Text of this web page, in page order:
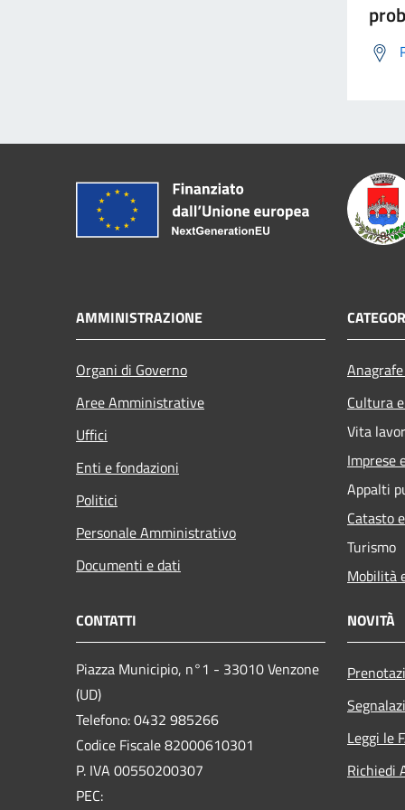
AMMINISTRAZIONE
Organi di Governo
Aree Amministrative
Uffici
Enti e fondazioni
Politici
Personale Amministrativo
Documenti e dati
Cultura
Vita
Imprese
Appalti
Catasto
Turismo
Mobilità
CONTATTI
Piazza Municipio, n°1 - 33010 Venzone
(UD)
Telefono: 0432 985266
Codice Fiscale 82000610301
P. IVA 00550200307
PEC:
NOVITÀ
Leggi le
Richiedi